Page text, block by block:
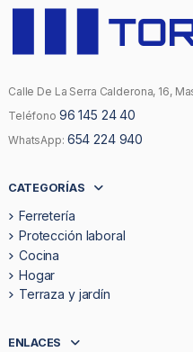
Calle De La Serra Calderona, 16,
Teléfono 96 145 24 40
WhatsApp: 654 224 940
CATEGORÍAS
Ferretería
Protección laboral
Cocina
Hogar
Terraza y jardín
ENLACES